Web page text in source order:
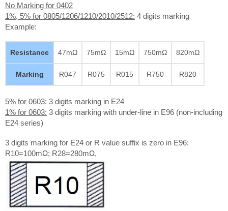
No Marking for 0402
1%, 5% for 0805/1206/1210/2010/2512: 4 digits marking
Example:
Resistance 47mΩ 75mΩ 15mΩ 750mΩ 820mΩ
Marking R047 R075 R015 R750 R820
5% for 0603: 3 digits marking in E24
1% for 0603: 3 digits marking with under-line in E96 (non-including
E24 series)
3 digits marking for E24 or R value suffix is zero in E96:
R10=100mΩ; R28=280mΩ,